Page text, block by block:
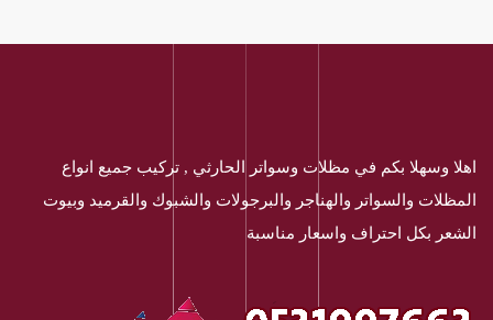
اهلا وسهلا بكم في مظلات وسواتر الحارثي , تركيب جميع انواع
المظلات والسواتر والهناجر والبرجولات والشبوك والقرميد وبيوت
الشعر بكل احتراف واسعار مناسبة